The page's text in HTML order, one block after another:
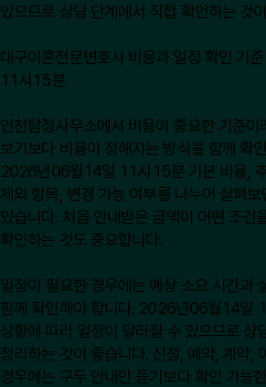
있으므로 상담 단계에서 직접 확인하는 것
대구이혼전문변호사 비용과 일정 확인 기
11시15분
인천탐정사무소에서 비용이 중요한 기준이
보기보다 비용이 정해지는 방식을 함께 확
2026년06월14일 11시15분 기본 비용,
제외 항목, 변경 가능 여부를 나누어 살펴
있습니다. 처음 안내받은 금액이 어떤 조건
확인하는 것도 중요합니다.
일정이 필요한 경우에는 예상 소요 시간과
함께 확인해야 합니다. 2026년06월14일
상황에 따라 일정이 달라질 수 있으므로 상
정리하는 것이 좋습니다. 신청, 예약, 계약,
경우에는 구두 안내만 듣기보다 확인 가능